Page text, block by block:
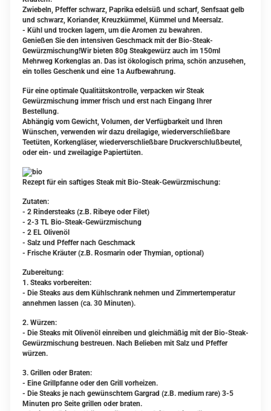
Zwiebeln, Pfeffer schwarz, Paprika edelsüß und scharf, Senfsaat gelb
und schwarz, Koriander, Kreuzkümmel, Kümmel und Meersalz.
- Kühl und trocken lagern, um die Aromen zu bewahren.
Genießen Sie den intensiven Geschmack mit der Bio-Steak-
Gewürzmischung!Wir bieten 80g Steakgewürz auch im 150ml
Mehrweg Korkenglas an. Das ist ökologisch prima, schön anzusehen,
ein tolles Geschenk und eine 1a Aufbewahrung.
Für eine optimale Qualitätskontrolle, verpacken wir Steak
Gewürzmischung immer frisch und erst nach Eingang Ihrer
Bestellung.
Abhängig vom Gewicht, Volumen, der Verfügbarkeit und Ihren
Wünschen, verwenden wir dazu dreilagige, wiederverschließbare
Teetüten, Korkengläser, wiederverschließbare Druckverschlußbeutel,
oder ein- und zweilagige Papiertüten.
Rezept für ein saftiges Steak mit Bio-Steak-Gewürzmischung:
Zutaten:
- 2 Rindersteaks (z.B. Ribeye oder Filet)
- 2-3 TL Bio-Steak-Gewürzmischung
- 2 EL Olivenöl
- Salz und Pfeffer nach Geschmack
- Frische Kräuter (z.B. Rosmarin oder Thymian, optional)
Zubereitung:
1. Steaks vorbereiten:
- Die Steaks aus dem Kühlschrank nehmen und Zimmertemperatur
annehmen lassen (ca. 30 Minuten).
2. Würzen:
- Die Steaks mit Olivenöl einreiben und gleichmäßig mit der Bio-Steak-
Gewürzmischung bestreuen. Nach Belieben mit Salz und Pfeffer
würzen.
3. Grillen oder Braten:
- Eine Grillpfanne oder den Grill vorheizen.
- Die Steaks je nach gewünschtem Gargrad (z.B. medium rare) 3-5
Minuten pro Seite grillen oder braten.